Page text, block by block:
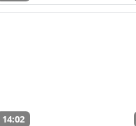
14:02